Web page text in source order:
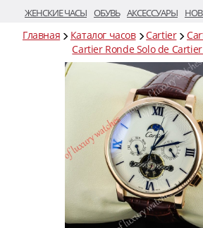
ЖЕНСКИЕ ЧАСЫ ОБУВЬ АКСЕССУАРЫ
Главная Каталог часов Cartier
Cartier Ronde Solo de Cartier